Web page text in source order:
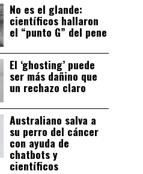
No es el glande:
científicos hallaron
el “punto G” del pene
El ‘ghosting’ puede
ser más dañino que
un rechazo claro
Australiano salva a
su perro del cáncer
con ayuda de
chatbots y
científicos